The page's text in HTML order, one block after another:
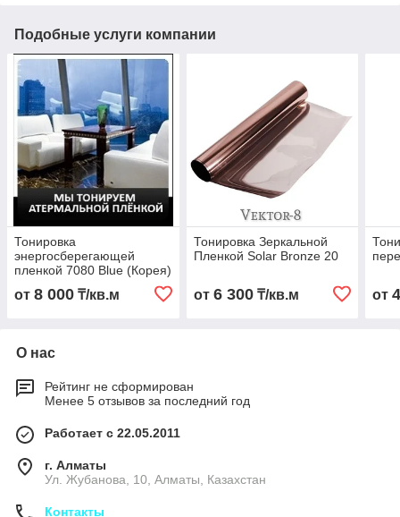
Подобные услуги компании
Тонировка
энергосберегающей
пленкой 7080 Blue (Корея)
от 8 000 ₸/кв.м
Тонировка Зеркальной
Пленкой Solar Bronze 20
от 6 300₸/кв.м от
О нас
Рейтинг не сформирован
Менее 5 отзывов за последний год
Работает с 22.05.2011
г. Алматы
Ул. Жубанова, 10, Алматы, Казахстан
Контакты